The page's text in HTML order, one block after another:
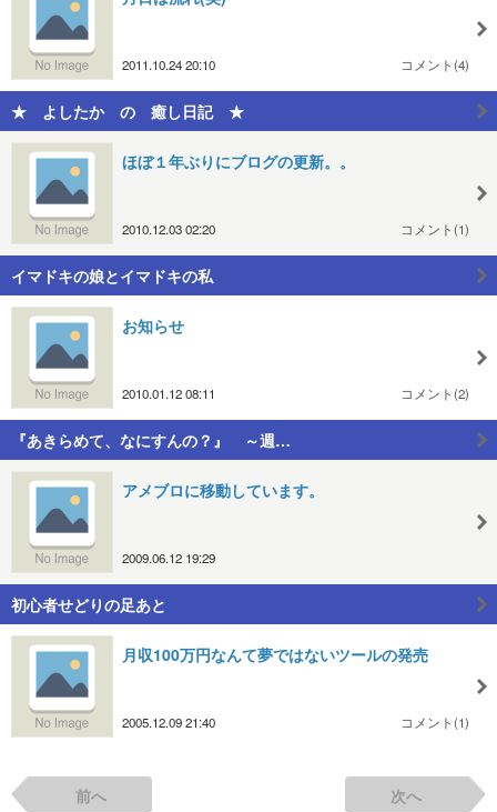
2011.10.24 20:10 コメント(4)
★ よしたか の 癒し日記 ★
ほぼ１年ぶりにブログの更新。。
2010.12.03 02:20 コメント(1)
イマドキの娘とイマドキの私
お知らせ
2010.01.12 08:11 コメント(2)
『あきらめて、なにすんの？』 ～週…
アメブロに移動しています。
2009.06.12 19:29
初心者せどりの足あと
月収100万円なんて夢ではないツールの発売
2005.12.09 21:40 コメント(1)
前へ 次へ